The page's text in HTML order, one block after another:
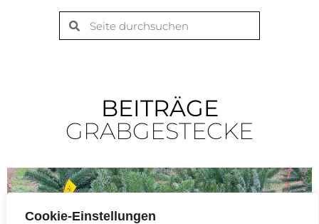
Cookie-Einstellungen
BEITRÄGE
GRABGESTECKE